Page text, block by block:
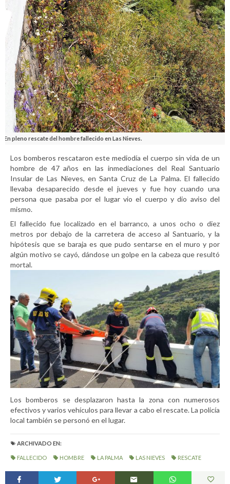
En pleno rescate del hombre fallecido en Las Nieves.
Los bomberos rescataron este mediodía el cuerpo sin vida de un
hombre de 47 años en las inmediaciones del Real Santuario
Insular de Las Nieves, en Santa Cruz de La Palma. El fallecido
llevaba desaparecido desde el jueves y fue hoy cuando una
persona que pasaba por el lugar vio el cuerpo y dio aviso del
mismo.
El fallecido fue localizado en el barranco, a unos ocho o diez
metros por debajo de la carretera de acceso al Santuario, y la
hipótesis que se baraja es que pudo sentarse en el muro y por
algún motivo se cayó, dándose un golpe en la cabeza que resultó
mortal.
Los bomberos se desplazaron hasta la zona con numerosos
efectivos y varios vehículos para llevar a cabo el rescate. La policía
local también se personó en el lugar.
ARCHIVADO EN:
FALLECIDO HOMBRE LA PALMA LAS NIEVES RESCATE